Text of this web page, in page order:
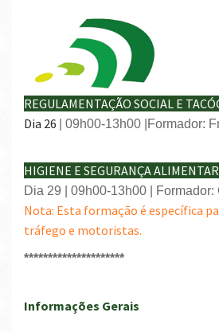
REGULAMENTAÇÃO SOCIAL E
Dia 26
| 09h00-13h00 |Formador:
HIGIENE E SEGURANÇA ALIMENTAR
Dia 29 | 09h00-13h00 | Formador:
Nota: Esta formação é específica
tráfego e motoristas.
*********************
Informações Gerais